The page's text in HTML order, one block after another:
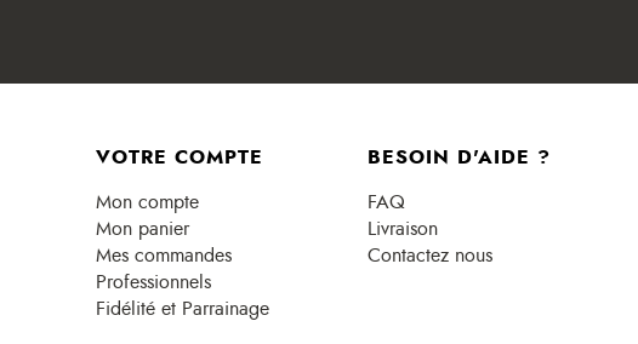
VOTRE COMPTE
Mon compte
Mon panier
Mes commandes
Professionnels
Fidélité et Parrainage
BESOIN D'AIDE ?
FAQ
Livraison
Contactez nous